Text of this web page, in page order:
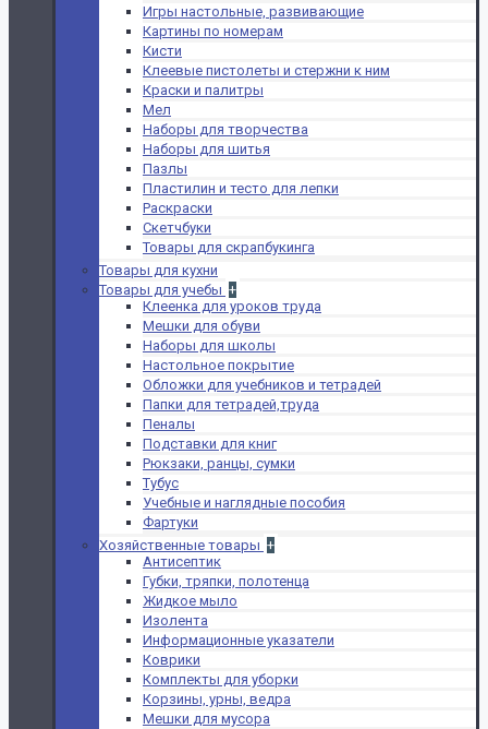
Игры настольные, развивающие
Картины по номерам
Кисти
Клеевые пистолеты и стержни к ним
Краски и палитры
Мел
Наборы для творчества
Наборы для шитья
Пазлы
Пластилин и тесто для лепки
Раскраски
Скетчбуки
Товары для скрапбукинга
Товары для кухни
Товары для учебы +
Клеенка для уроков труда
Мешки для обуви
Наборы для школы
Настольное покрытие
Обложки для учебников и тетрадей
Папки для тетрадей,труда
Пеналы
Подставки для книг
Рюкзаки, ранцы, сумки
Тубус
Учебные и наглядные пособия
Фартуки
Хозяйственные товары +
Антисептик
Губки, тряпки, полотенца
Жидкое мыло
Изолента
Информационные указатели
Коврики
Комплекты для уборки
Корзины, урны, ведра
Мешки для мусора